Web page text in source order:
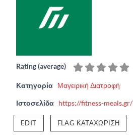
Rating (average)
Κατηγορία Μαγειρική Διατροφή
Ιστοσελίδα https://fitness-meals.gr/
EDIT FLAG ΚΑΤΑΧΏΡΙΣΗ